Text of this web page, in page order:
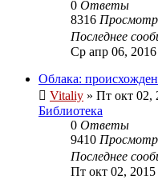
0 Ответы
8316
Последнее
Ср апр 06,
Облака:
Vitaliy » Пт окт 02,
Библиотека
0 Ответы
9410
Последнее
Пт окт 02, 2015